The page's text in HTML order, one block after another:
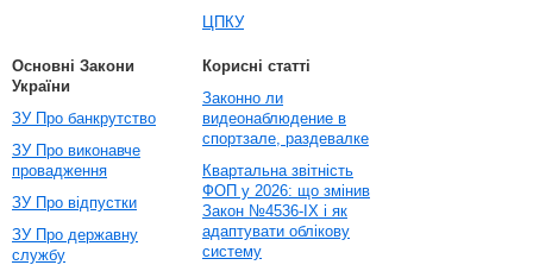
ЦПКУ
Основні Закони
України
ЗУ Про банкрутство
ЗУ Про виконавче
провадження
ЗУ Про відпустки
ЗУ Про державну
службу
Корисні статті
Законно ли
видеонаблюдение в
спортзале, раздевалке
Квартальна звітність
ФОП у 2026: що змінив
Закон №4536-IX і як
адаптувати облікову
систему